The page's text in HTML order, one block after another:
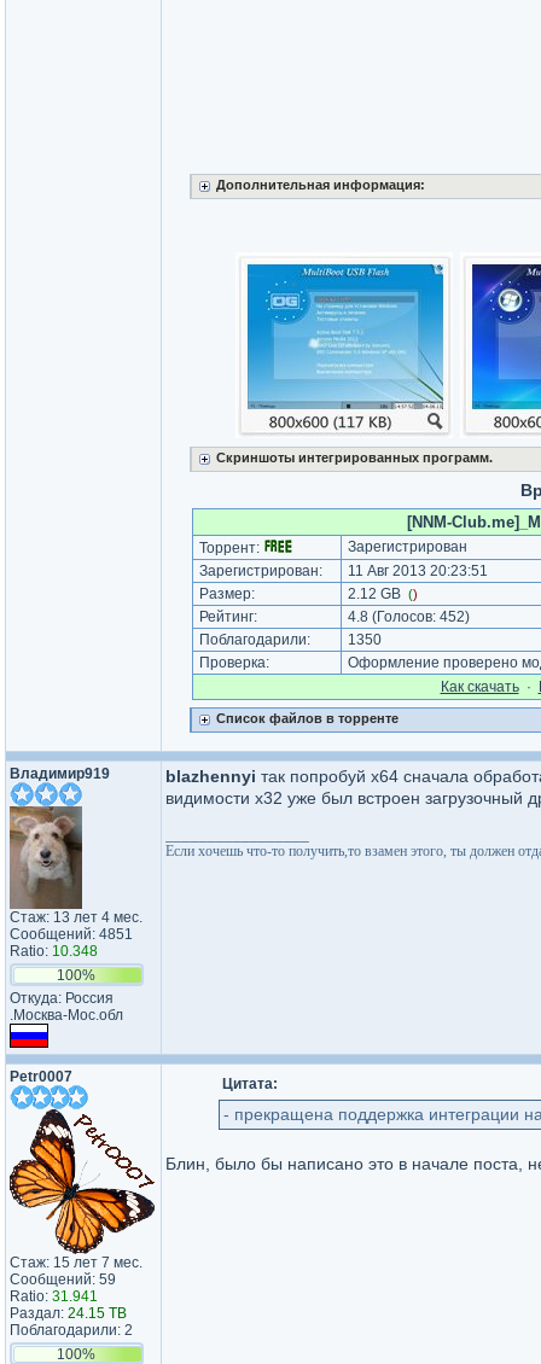
Дополнительная информация:
Скриншоты интегрированных программ.
[NNM-
Торрент:
Зарегистрирован
Зарегистрирован:
11 Авг 2013 20:23:51
Размер:
2.12 GB ()
Рейтинг: 4.8 (Голосов: 452)
Поблагодарили:
1350
Проверка:
Оформление проверено
Как cкачать·
Список файлов в торренте
Владимир919
Стаж: 13 лет 4 мес.
Сообщений: 4851
Ratio: 10.348
100%
Откуда: Россия
.Москва-Мос.обл
blazhennyi так попробуй х64 сначала
видимости х32 уже был встроен загрузочный
Если хочешь что-то получить,то взамен этого, ты должен
Petr0007
Стаж: 15 лет 7 мес.
Сообщений: 59
Ratio: 31.941
Раздал: 24.15 TB
Поблагодарили: 2
100%
Цитата:
- прекращена поддержка интеграции
Блин, было бы написано это в начале поста,